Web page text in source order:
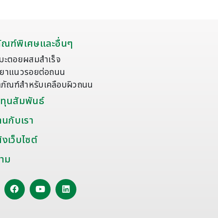
ฑ์พิเศษและอื่นๆ
ะตอยผสมสำเร็จ
าแนวรอยต่อถนน
ณฑ์สำหรับเคลือบผิวถนน
นสัมพันธ์
กับเรา
เว็บไซต์
ม